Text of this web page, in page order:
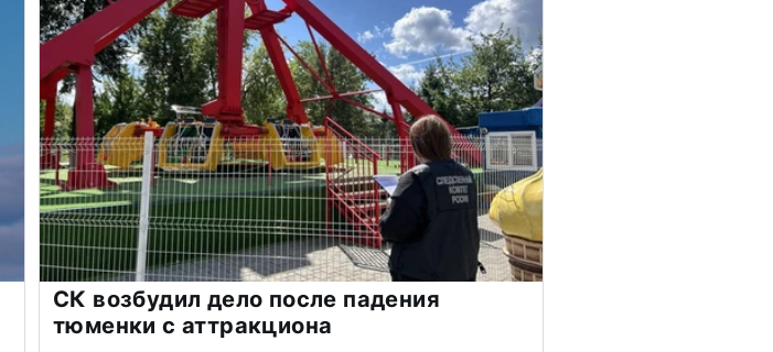
СК возбудил дело после падения
тюменки с аттракциона